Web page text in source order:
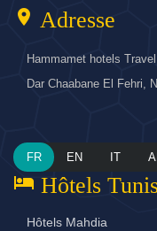
location_on Adresse
Hammamet hotels
Dar Chaabane El Fehri,
FR EN IT
hotel Hôtels
Hôtels Mahdia